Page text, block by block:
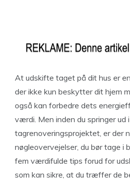
At udskifte taget på dit hus er
der ikke kun beskytter dit hjem
også kan forbedre dets
værdi. Men inden du springer ud i
tagrenoveringsprojektet, er der
nøgleovervejelser, du bør tage i
fem værdifulde tips forud for
som kan sikre, at du træffer de